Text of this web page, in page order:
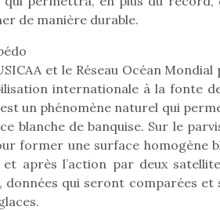
de manière durable.
et le Réseau Océan
internationale à la fonte
un phénomène naturel qui
blanche de banquise. Sur le
former une surface homogène
après l’action par deux
données qui seront comparées